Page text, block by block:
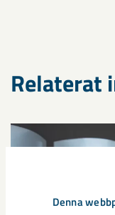
Denna
Relaterat